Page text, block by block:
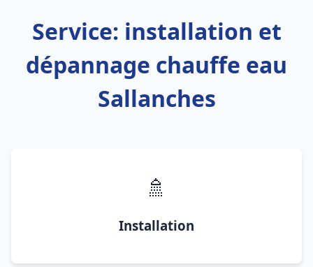
Service: installation et
dépannage chauffe eau
Sallanches
🚿
Installation